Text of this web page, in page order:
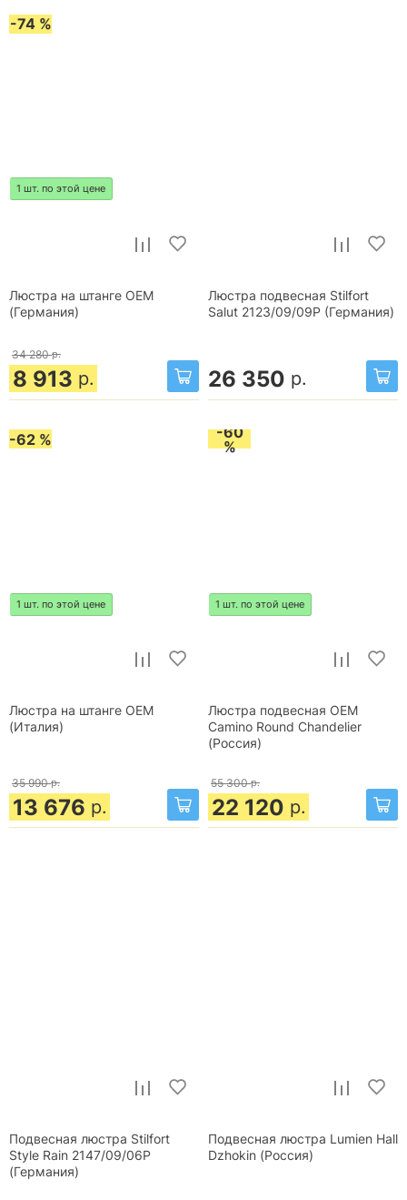
-74 %
1 шт. по этой цене
Люстра на штанге OEM
(Германия)
34 280 р.
8 913 р.
Люстра подвесная Stilfort
Salut 2123/09/09P (Германия)
26 350 р.
-62 %
1 шт. по этой цене
Люстра на штанге OEM
(Италия)
35 990 р.
13 676 р.
-60
%
1 шт. по этой цене
Люстра подвесная OEM
Camino Round Chandelier
(Россия)
55 300 р.
22 120 р.
Подвесная люстра Stilfort
Style Rain 2147/09/06P
(Германия)
Подвесная люстра Lumien Hall
Dzhokin (Россия)